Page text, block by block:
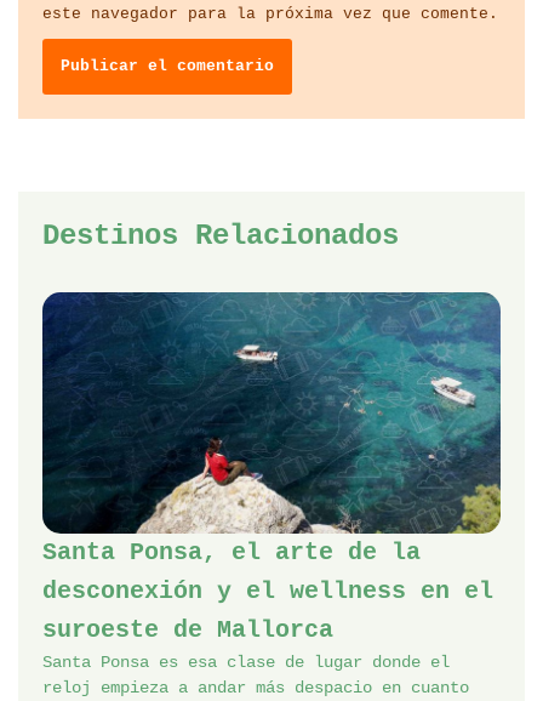
este navegador para la próxima vez que comente.
Destinos Relacionados
Santa Ponsa, el arte de la
desconexión y el wellness en el
suroeste de Mallorca
Santa Ponsa es esa clase de lugar donde el
reloj empieza a andar más despacio en cuanto